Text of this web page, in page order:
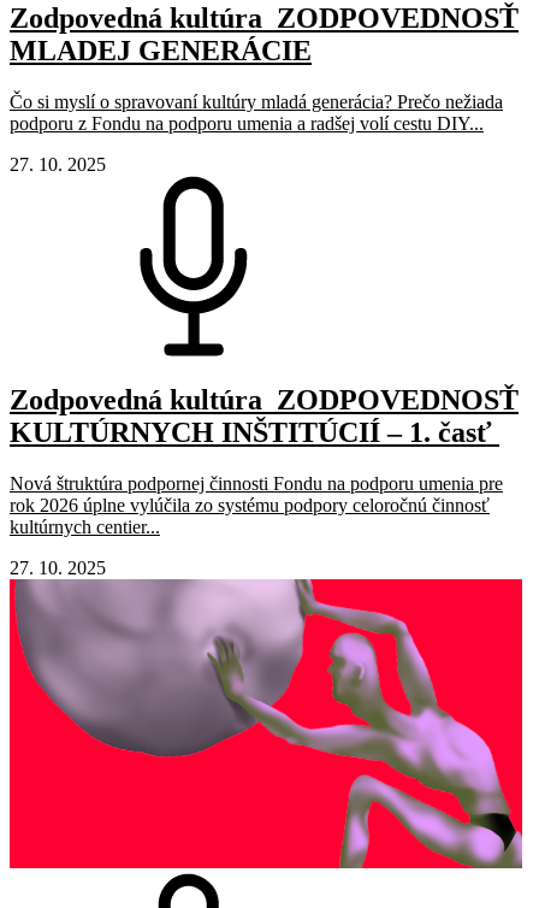
Zodpovedná kultúra_ZODPOVEDNOSŤ
MLADEJ GENERÁCIE
Čo si myslí o spravovaní kultúry mladá generácia? Prečo nežiada
podporu z Fondu na podporu umenia a radšej volí cestu DIY...
27. 10. 2025
Zodpovedná kultúra_ZODPOVEDNOSŤ
KULTÚRNYCH INŠTITÚCIÍ – 1. časť
Nová štruktúra podpornej činnosti Fondu na podporu umenia pre
rok 2026 úplne vylúčila zo systému podpory celoročnú činnosť
kultúrnych centier...
27. 10. 2025